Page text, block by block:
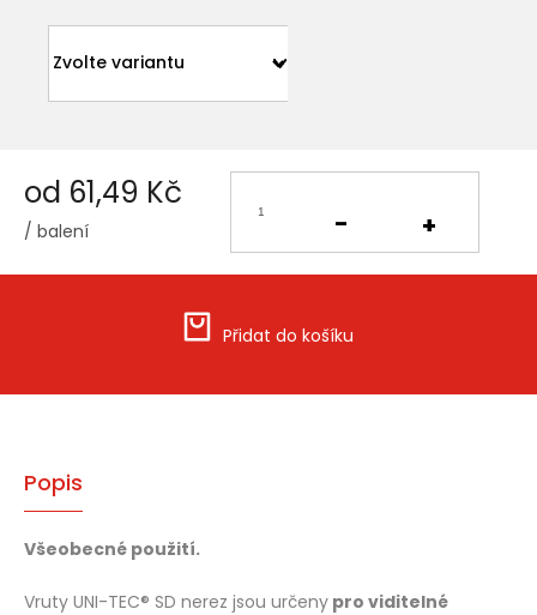
od 61,49 Kč
/ balení
cena:
Přidat do košíku
Popis
Všeobecné použití.
Vruty UNI-TEC® SD nerez jsou určeny pro viditelné